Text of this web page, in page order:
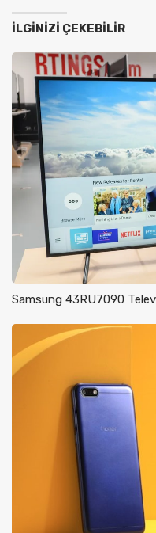
İLGINIZI ÇEKEBILIR
Samsung 43RU7090